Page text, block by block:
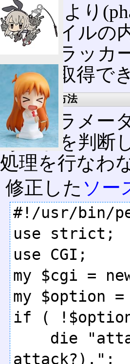
これにより
ドファイルの
よりクラッ
一覧を取得で
攻撃の防止方法
CGIパラメー
あるかを判断
処理を行なわ
修正した ソー
#!/usr/bin/
use strict;
use CGI;
my $cgi =
my $option
if (
attack?).";